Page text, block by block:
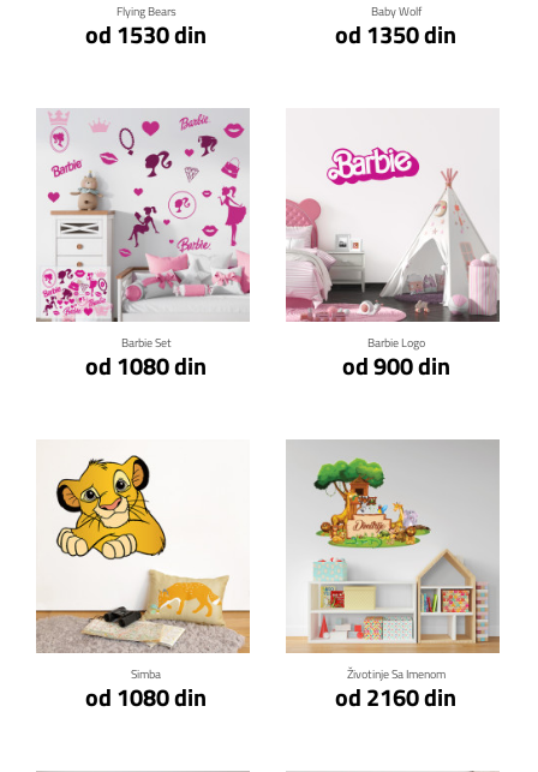
Flying Bears
od 1530 din
Baby Wolf
od 1350 din
Barbie Set
od 1080 din
Klikni za detalje
Barbie Logo
od 900 din
Klikni za detalje
Simba
od 1080 din
Klikni za detalje
Životinje Sa Imenom
od 2160 din
Klikni za detalje